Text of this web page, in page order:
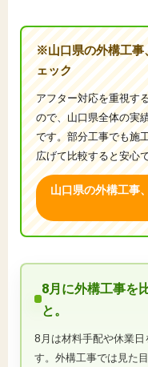
※山口県の外構工事
ェック
アフター対応を重視す
ので、山口県全体の実
です。部分工事でも施
広げて比較すると安心
山口県の外構工事
8月に外構工事を
と。
8月は材料手配や休業
す。外構工事では見た